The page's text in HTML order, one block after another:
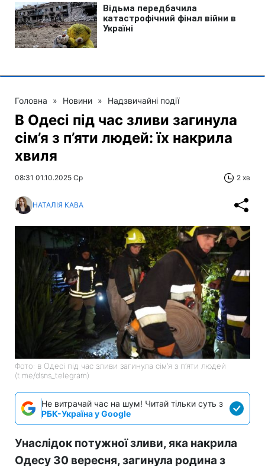
Головна » Новини » Надзвичайні події
В Одесі під час зливи загинула
сім’я з п’яти людей: їх накрила
хвиля
08:31 01.10.2025 Ср 2 хв
НАТАЛІЯ КАВА
Фото: в Одесі під час зливи загинула сім’я з п’яти людей
(t.me/dsns_telegram)
Не витрачай час на шум! Читай тільки суть з
РБК-Україна у Google
Унаслідок потужної зливи, яка накрила
Одесу 30 вересня, загинула родина з